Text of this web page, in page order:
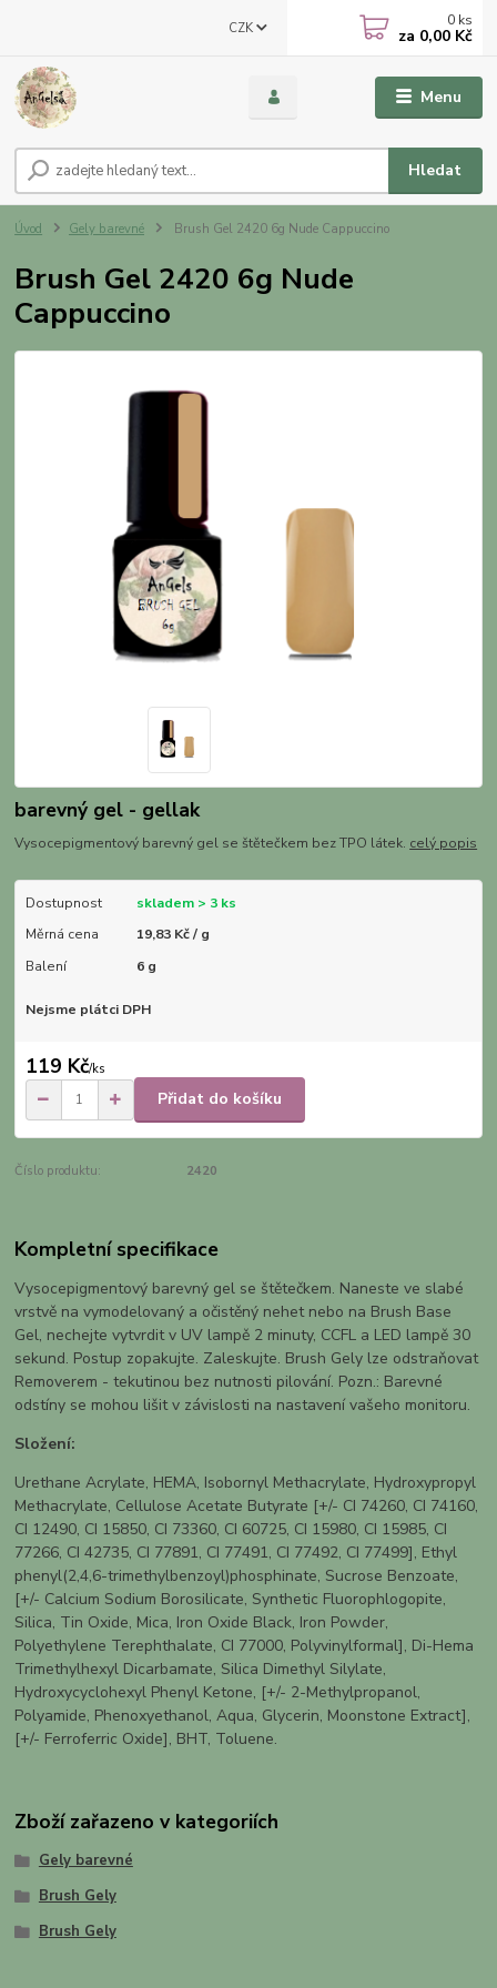
Menu
CZK
Hledat
0 ks
za 0,00 Kč
Úvod Gely barevné Brush Gel 2420 6g Nude Cappuccino
Brush Gel 2420 6g Nude
Cappuccino
barevný gel - gellak
Vysocepigmentový barevný gel se štětečkem bez TPO látek. celý popis
Dostupnost
skladem > 3 ks
Měrná cena
19,83 Kč / g
Balení
6 g
Nejsme plátci DPH
119 Kč/ks
Přidat do košíku
Číslo produktu: 2420
Kompletní specifikace
Vysocepigmentový barevný gel se štětečkem. Naneste ve slabé
vrstvě na vymodelovaný a očistěný nehet nebo na Brush Base
Gel, nechejte vytvrdit v UV lampě 2 minuty, CCFL a LED lampě 30
sekund. Postup zopakujte. Zaleskujte. Brush Gely lze odstraňovat
Removerem - tekutinou bez nutnosti pilování. Pozn.: Barevné
odstíny se mohou lišit v závislosti na nastavení vašeho monitoru.
Složení:
Urethane Acrylate, HEMA, Isobornyl Methacrylate, Hydroxypropyl
Methacrylate, Cellulose Acetate Butyrate [+/- CI 74260, CI 74160,
CI 12490, CI 15850, CI 73360, CI 60725, CI 15980, CI 15985, CI
77266, CI 42735, CI 77891, CI 77491, CI 77492, CI 77499], Ethyl
phenyl(2,4,6-trimethylbenzoyl)phosphinate, Sucrose Benzoate,
[+/- Calcium Sodium Borosilicate, Synthetic Fluorophlogopite,
Silica, Tin Oxide, Mica, Iron Oxide Black, Iron Powder,
Polyethylene Terephthalate, CI 77000, Polyvinylformal], Di-Hema
Trimethylhexyl Dicarbamate, Silica Dimethyl Silylate,
Hydroxycyclohexyl Phenyl Ketone, [+/- 2-Methylpropanol,
Polyamide, Phenoxyethanol, Aqua, Glycerin, Moonstone Extract],
[+/- Ferroferric Oxide], BHT, Toluene.
Zboží zařazeno v kategoriích
Gely barevné
Brush Gely
Brush Gely